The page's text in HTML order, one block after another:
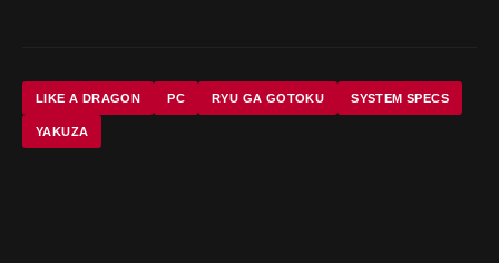
LIKE A DRAGON PC RYU GA GOTOKU SYSTEM SPECS
YAKUZA